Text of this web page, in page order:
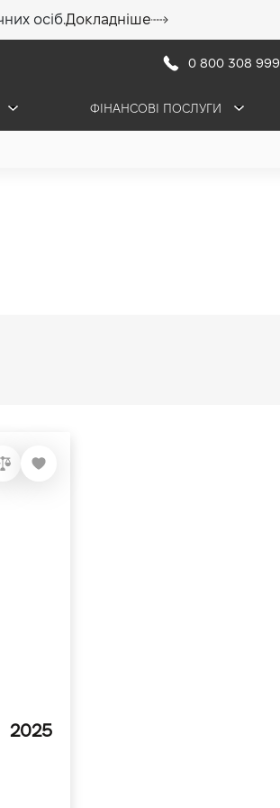
осіб.Докладніше
0 800 308 999
ФІНАНСОВІ ПОСЛУГИ
2025